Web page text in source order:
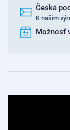
Česká
K našim
Možnosť